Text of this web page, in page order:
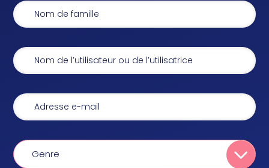
À propos
Genre